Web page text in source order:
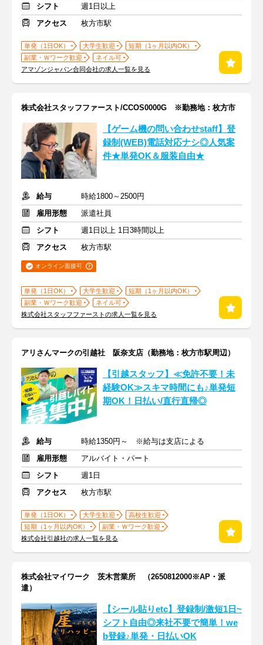
シフト
週1日以上
アクセス
枚方市駅
単発（1日OK） 大学生歓迎
短期（1ヶ月以内OK）
副業・Ｗワーク歓迎
ネイル可
アマゾンジャパン合同会社の求人一覧を見る
株式会社スタッフファースト/CCOS0000G ※勤務地：枚方市
【ゲーム機の問い合わせstaff】登
録制(WEB)電話対応ナシ◎人気案
件★単発OK＆服装自由★
給与
時給1800～2500円
雇用形態
派遣社員
シフト
週1日以上 1日3時間以上
アクセス
枚方市駅
オンライン面接可
単発（1日OK） 大学生歓迎
短期（1ヶ月以内OK）
副業・Ｗワーク歓迎
ネイル可
株式会社スタッフファーストの求人一覧を見る
アリさんマークの引越社 阪奈支店（勤務地：枚方市駅周辺）
【引越スタッフ】≪免許不要！未
経験OK≫スキマ時間にも♪単発短
期OK！日払い/直行直帰◎
給与
時給1350円～ ※給与は支店による
雇用形態
アルバイト・パート
シフト
週1日
アクセス
枚方市駅
単発（1日OK） 大学生歓迎
高校生歓迎
短期（1ヶ月以内OK）
副業・Ｗワーク歓迎
株式会社引越社の求人一覧を見る
株式会社マイワーク 茨木営業所 （2650812000※AP・派
遣）
【シール貼りetc】登録制/激短1日~
シフト自由◎来社不要で簡単！we
b登録♪単発・日払いOK